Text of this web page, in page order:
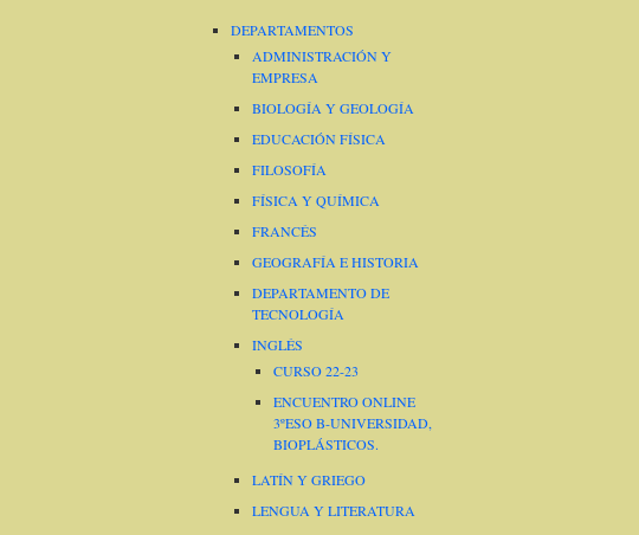
DEPARTAMENTOS
ADMINISTRACIÓN Y
EMPRESA
BIOLOGÍA Y GEOLOGÍA
EDUCACIÓN FÍSICA
FILOSOFÍA
FÍSICA Y QUÍMICA
FRANCÉS
GEOGRAFÍA E HISTORIA
DEPARTAMENTO DE
TECNOLOGÍA
INGLÉS
CURSO 22-23
ENCUENTRO ONLINE
3ºESO B-UNIVERSIDAD,
BIOPLÁSTICOS.
LATÍN Y GRIEGO
LENGUA Y LITERATURA